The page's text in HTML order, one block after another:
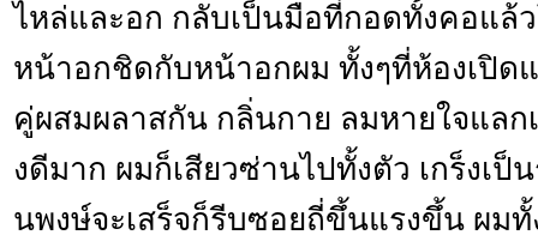
ไหล่และอก กลับเป็นมือที่กอดทั้งคอแล้
หน้าอกชิดกับหน้าอกผม ทั้งๆที่ห้องเปิดแ
คู่ผสมผลาสกัน กลิ่นกาย ลมหายใจแล
งดีมาก ผมก็เสียวซ่านไปทั้งตัว เกร็งเป็
นพงษ์จะเสร็จก็รีบซอยถี่ขึ้นแรงขึ้น ผมทั้